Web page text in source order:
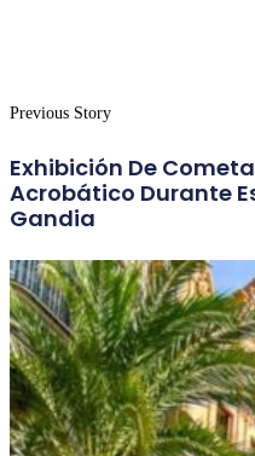
Previous Story
Exhibición De
Acrobático Durante
Gandia